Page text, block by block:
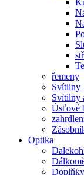
řemeny
Svítilny
Svítilny
Úsťové
Optika
Doplňky